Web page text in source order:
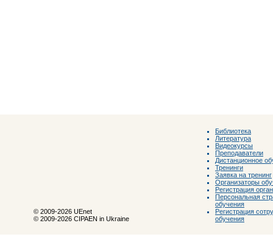
© 2009-2026 UEnet
© 2009-2026 CIPAEN in Ukraine
Библиотека
Литература
Видеокурсы
Преподаватели
Дистанционное
Тренинги
Заявка на тренинг
Организаторы
Регистрация
Персональная
обучения
Регистрация
обучения